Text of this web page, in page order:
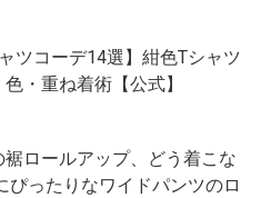
ツコーデ14選】紺色Tシャツ
・重ね着術【公式】
裾ロールアップ、どう着こな
ぴったりなワイドパンツのロ